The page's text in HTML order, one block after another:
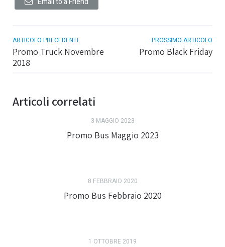
ARTICOLO PRECEDENTE
Promo Truck Novembre
2018
PROSSIMO ARTICOLO
Promo Black Friday
Articoli correlati
3 MAGGIO 2023
Promo Bus Maggio 2023
8 FEBBRAIO 2020
Promo Bus Febbraio 2020
1 OTTOBRE 2019